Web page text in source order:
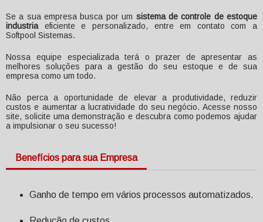
Se a sua empresa busca por um sistema de controle de estoque
industriaeficiente e personalizado, entre em contato com a
Softpool Sistemas.
Nossa equipe especializada terá o prazer de apresentar as
melhores soluções para a gestão do seu estoque e de sua
empresa como um todo.
Não perca a oportunidade de elevar a produtividade, reduzir
custos e aumentar a lucratividade do seu negócio. Acesse nosso
site, solicite uma demonstração e descubra como podemos ajudar
a impulsionar o seu sucesso!
Benefícios para sua Empresa
Ganho de tempo em vários processos automatizados.